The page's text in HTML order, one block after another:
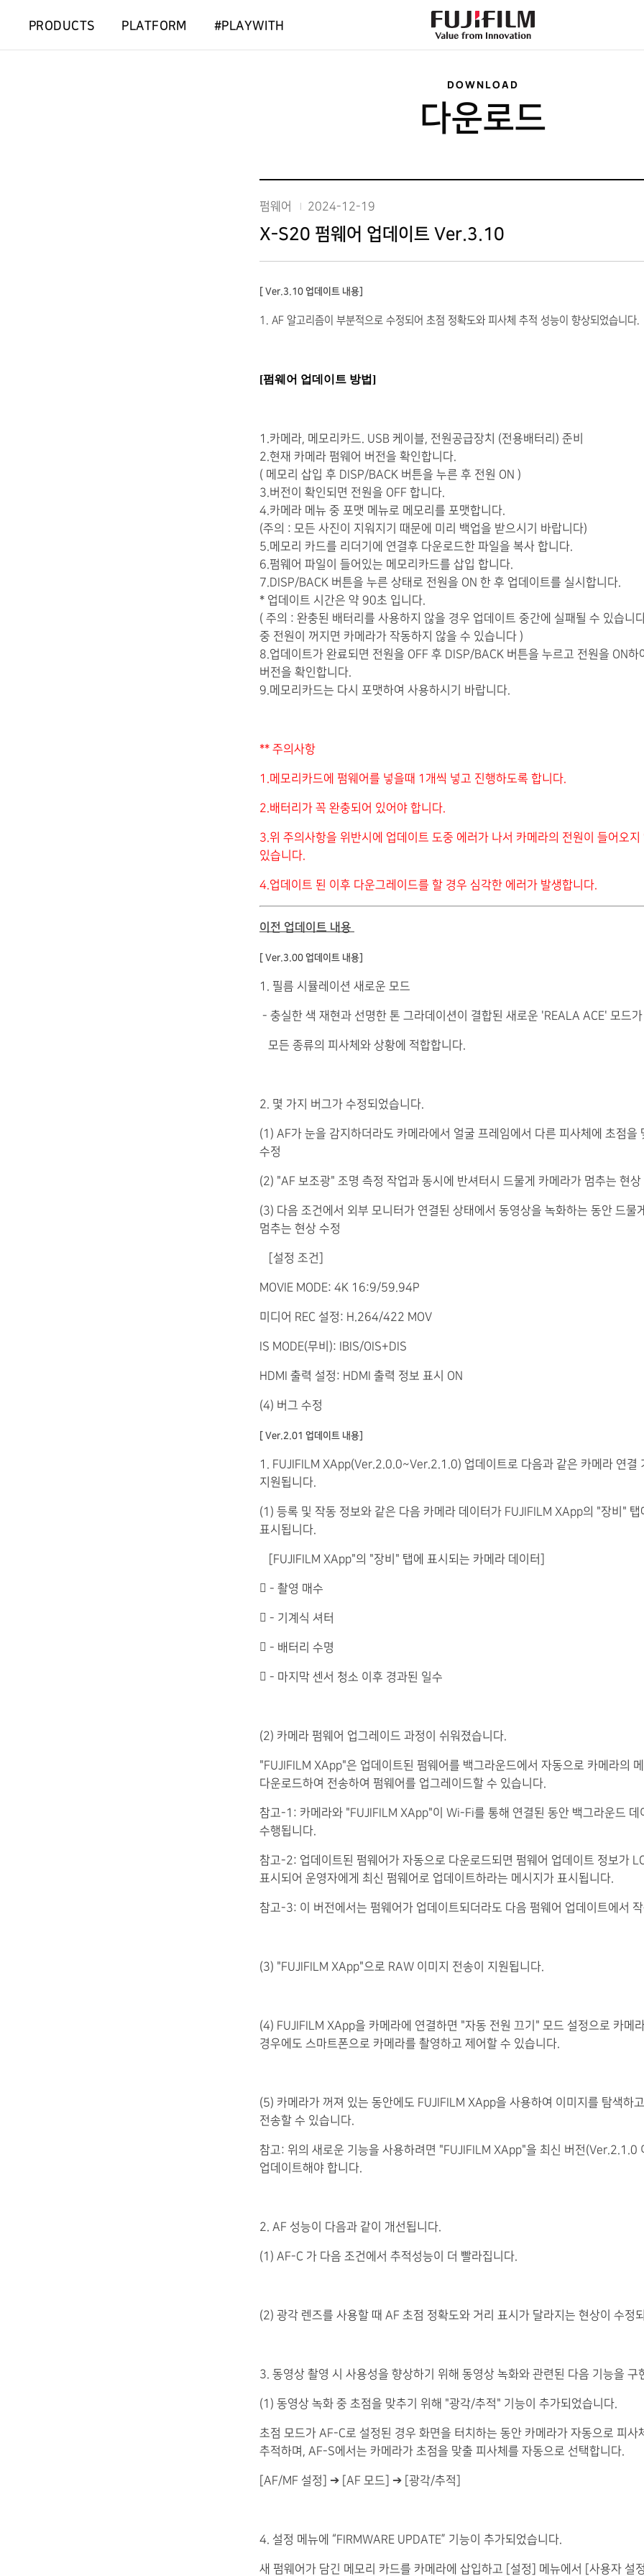
PRODUCTS PLATFORM #PLAYWITH
DOWNLOAD
다운로드
펌웨어 2024-12-19
X-S20 펌웨어 업데이트 Ver.3.10
[ Ver.3.10 업데이트 내용]
1. AF 알고리즘이 부분적으로 수정되어 초점 정확도와 피사체 추적 성능이 향상되었습니다.
[펌웨어 업데이트 방법]
1.카메라, 메모리카드. USB 케이블, 전원공급장치 (전용배터리) 준비
2.현재 카메라 펌웨어 버전을 확인합니다.
( 메모리 삽입 후 DISP/BACK 버튼을 누른 후 전원 ON )
3.버전이 확인되면 전원을 OFF 합니다.
4.카메라 메뉴 중 포맷 메뉴로 메모리를 포맷합니다.
(주의 : 모든 사진이 지워지기 때문에 미리 백업을 받으시기 바랍니다)
5.메모리 카드를 리더기에 연결후 다운로드한 파일을 복사 합니다.
6.펌웨어 파일이 들어있는 메모리카드를 삽입 합니다.
7.DISP/BACK 버튼을 누른 상태로 전원을 ON 한 후 업데이트를 실시합니다.
* 업데이트 시간은 약 90초 입니다.
( 주의 : 완충된 배터리를 사용하지 않을 경우 업데이트 중간에 실패될 수 있습니
중 전원이 꺼지면 카메라가 작동하지 않을 수 있습니다 )
8.업데이트가 완료되면 전원을 OFF 후 DISP/BACK 버튼을 누르고 전원을 ON하
버전을 확인합니다.
9.메모리카드는 다시 포맷하여 사용하시기 바랍니다.
** 주의사항
1.메모리카드에 펌웨어를 넣을때 1개씩 넣고 진행하도록 합니다.
2.배터리가 꼭 완충되어 있어야 합니다.
3.위 주의사항을 위반시에 업데이트 도중 에러가 나서 카메라의 전원이 들어오지
있습니다.
4.업데이트 된 이후 다운그레이드를 할 경우 심각한 에러가 발생합니다.
이전 업데이트 내용
[ Ver.3.00 업데이트 내용]
1. 필름 시뮬레이션 새로운 모드
- 충실한 색 재현과 선명한 톤 그라데이션이 결합된 새로운 'REALA ACE' 모드가
모든 종류의 피사체와 상황에 적합합니다.
2. 몇 가지 버그가 수정되었습니다.
(1) AF가 눈을 감지하더라도 카메라에서 얼굴 프레임에서 다른 피사체에 초점을
수정
(2) "AF 보조광" 조명 측정 작업과 동시에 반셔터시 드물게 카메라가 멈추는 현상
(3) 다음 조건에서 외부 모니터가 연결된 상태에서 동영상을 녹화하는 동안 드물
멈추는 현상 수정
［설정 조건］
MOVIE MODE: 4K 16:9/59.94P
미디어 REC 설정: H.264/422 MOV
IS MODE(무비): IBIS/OIS+DIS
HDMI 출력 설정: HDMI 출력 정보 표시 ON
(4) 버그 수정
[ Ver.2.01 업데이트 내용]
1. FUJIFILM XApp(Ver.2.0.0~Ver.2.1.0) 업데이트로 다음과 같은 카메라 연결
지원됩니다.
(1) 등록 및 작동 정보와 같은 다음 카메라 데이터가 FUJIFILM XApp의 "장비" 탭
표시됩니다.
［FUJIFILM XApp"의 "장비" 탭에 표시되는 카메라 데이터]
 - 촬영 매수
 - 기계식 셔터
 - 배터리 수명
 - 마지막 센서 청소 이후 경과된 일수
(2) 카메라 펌웨어 업그레이드 과정이 쉬워졌습니다.
"FUJIFILM XApp"은 업데이트된 펌웨어를 백그라운드에서 자동으로 카메라의 메
다운로드하여 전송하여 펌웨어를 업그레이드할 수 있습니다.
참고-1: 카메라와 "FUJIFILM XApp"이 Wi-Fi를 통해 연결된 동안 백그라운드 데
수행됩니다.
참고-2: 업데이트된 펌웨어가 자동으로 다운로드되면 펌웨어 업데이트 정보가
표시되어 운영자에게 최신 펌웨어로 업데이트하라는 메시지가 표시됩니다.
참고-3: 이 버전에서는 펌웨어가 업데이트되더라도 다음 펌웨어 업데이트에서
(3) "FUJIFILM XApp"으로 RAW 이미지 전송이 지원됩니다.
(4) FUJIFILM XApp을 카메라에 연결하면 "자동 전원 끄기" 모드 설정으로 카메
경우에도 스마트폰으로 카메라를 촬영하고 제어할 수 있습니다.
(5) 카메라가 꺼져 있는 동안에도 FUJIFILM XApp을 사용하여 이미지를 탐색하
전송할 수 있습니다.
참고: 위의 새로운 기능을 사용하려면 "FUJIFILM XApp"을 최신 버전(Ver.2.1.0
업데이트해야 합니다.
2. AF 성능이 다음과 같이 개선됩니다.
(1) AF-C 가 다음 조건에서 추적성능이 더 빨라집니다.
(2) 광각 렌즈를 사용할 때 AF 초점 정확도와 거리 표시가 달라지는 현상이 수정
3. 동영상 촬영 시 사용성을 향상하기 위해 동영상 녹화와 관련된 다음 기능을 구
(1) 동영상 녹화 중 초점을 맞추기 위해 "광각/추적" 기능이 추가되었습니다.
초점 모드가 AF-C로 설정된 경우 화면을 터치하는 동안 카메라가 자동으로 피사
추적하며, AF-S에서는 카메라가 초점을 맞출 피사체를 자동으로 선택합니다.
[AF/MF 설정] ➔ [AF 모드] ➔ [광각/추적]
4. 설정 메뉴에 “FIRMWARE UPDATE” 기능이 추가되었습니다.
새 펌웨어가 담긴 메모리 카드를 카메라에 삽입하고 [설정] 메뉴에서 [사용자 설